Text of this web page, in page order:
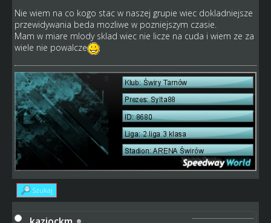
Nie wiem na co kogo stac w naszej grupie wiec dokladniejsze
przewidywania beda mozliwe w pozniejszym czasie.
Mam w miare mlody sklad wiec nie licze na cuda i wiem ze za
wiele nie powalcze
Szukaj